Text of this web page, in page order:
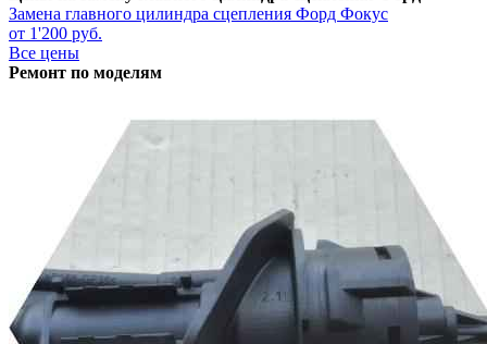
Замена главного цилиндра сцепления Форд Фокус
от 1'200 руб.
Все цены
Ремонт по моделям